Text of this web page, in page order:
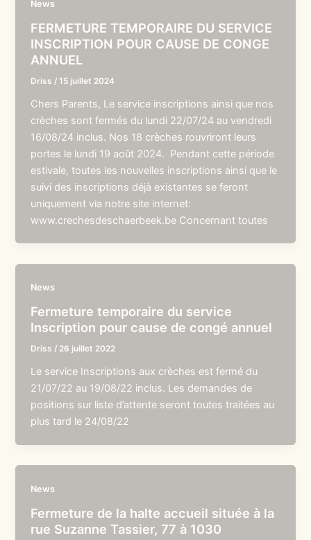
News
FERMETURE TEMPORAIRE DU SERVICE
INSCRIPTION POUR CAUSE DE CONGE
ANNUEL
Driss /15 juillet 2024
Chers Parents, Le service inscriptions ainsi que nos
crèches sont fermés du lundi 22/07/24 au vendredi
16/08/24 inclus. Nos 18 crèches rouvriront leurs
portes le lundi 19 août 2024. Pendant cette période
estivale, toutes les nouvelles inscriptions ainsi que le
suivi des inscriptions déjà existantes se feront
uniquement via notre site internet:
www.crechesdeschaerbeek.be Concernant toutes
News
Fermeture temporaire du service
Inscription pour cause de congé annuel
Driss / 26 juillet 2022
Le service Inscriptions aux crèches est fermé du
21/07/22 au 19/08/22 inclus. Les demandes de
positions sur liste d’attente seront toutes traitées au
plus tard le 24/08/22
News
Fermeture de la halte accueil située à la
rue Suzanne Tassier, 77 à 1030